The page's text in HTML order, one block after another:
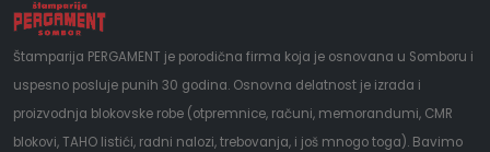
Štamparija PERGAMENT je porodična firma koja je osnovana u Somboru i
uspesno posluje punih 30 godina. Osnovna delatnost je izrada i
proizvodnja blokovske robe (otpremnice, računi, memorandumi, CMR
blokovi, TAHO listići, radni nalozi, trebovanja, i još mnogo toga). Bavimo